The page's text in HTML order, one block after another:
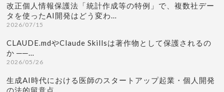
改正個人情報保護法「統計作成等の特例」で、複数社デー
タを使ったAI開発はどう変わ…
2026/07/15
CLAUDE.mdやClaude Skillsは著作物として保護されるの
か ──…
2026/05/26
生成AI時代における医師のスタートアップ起業・個人開発
の法的留意点